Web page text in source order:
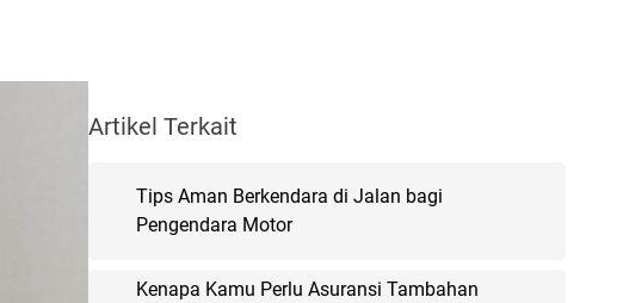
Artikel Terkait
Tips Aman Berkendara di Jalan bagi
Pengendara Motor
Kenapa Kamu Perlu Asuransi Tambahan